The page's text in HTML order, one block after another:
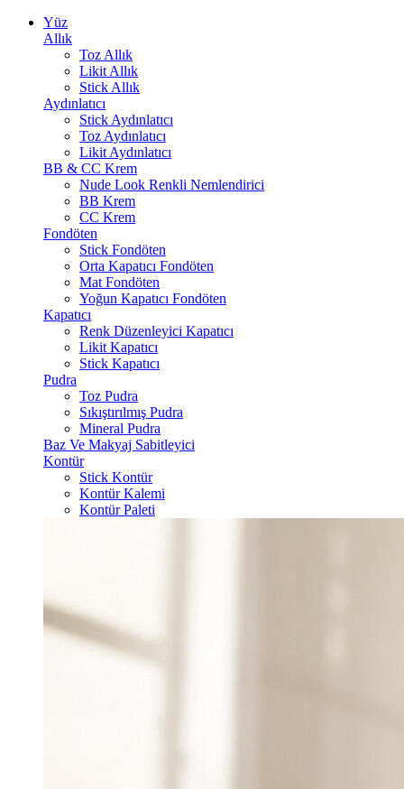
Yüz
Allık
Toz Allık
Likit Allık
Stick Allık
Aydınlatıcı
Stick Aydınlatıcı
Toz Aydınlatıcı
Likit Aydınlatıcı
BB & CC Krem
Nude Look Renkli Nemlendirici
BB Krem
CC Krem
Fondöten
Stick Fondöten
Orta Kapatıcı Fondöten
Mat Fondöten
Yoğun Kapatıcı Fondöten
Kapatıcı
Renk Düzenleyici Kapatıcı
Likit Kapatıcı
Stick Kapatıcı
Pudra
Toz Pudra
Sıkıştırılmış Pudra
Mineral Pudra
Baz Ve Makyaj Sabitleyici
Kontür
Stick Kontür
Kontür Kalemi
Kontür Paleti